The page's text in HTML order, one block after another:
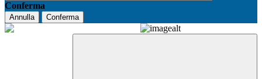
Conferma
Annulla Conferma